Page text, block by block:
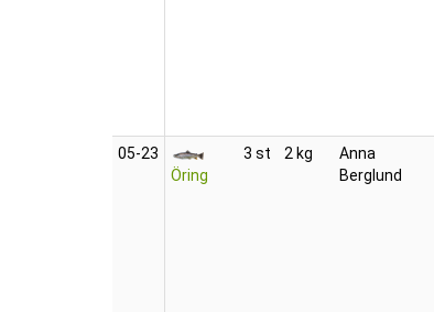
05‑23
Öring
3 st 2 kg
Anna
Berglund